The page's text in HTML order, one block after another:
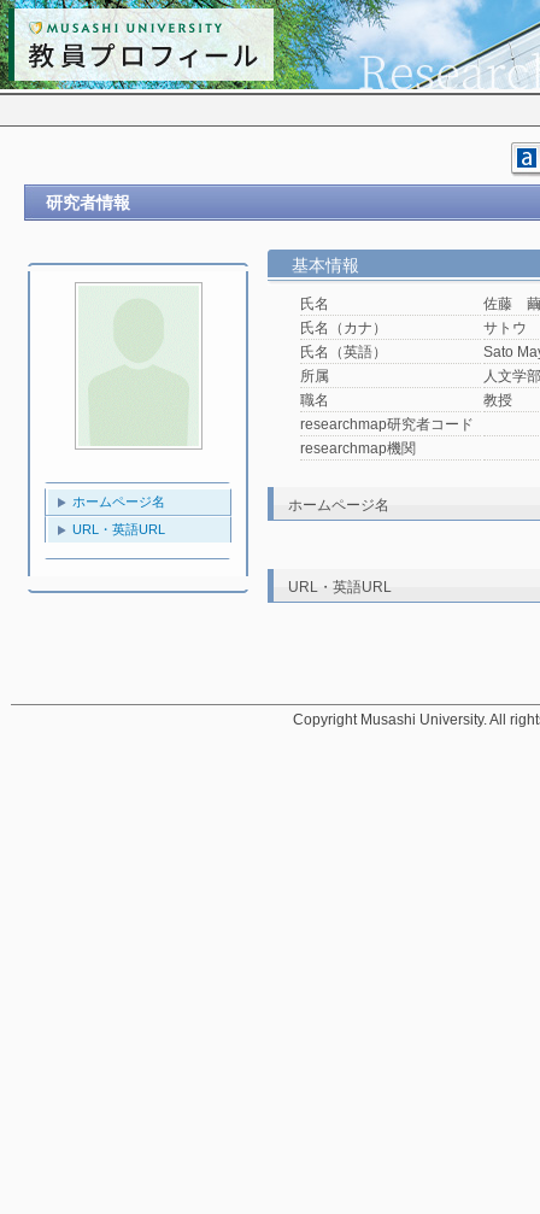
研究者情報
ホームページ名
URL・英語URL
基本情報
氏名
佐藤
氏名（カナ）
サトウ
氏名（英語）
Sato
所属
人文学
職名
教授
researchmap研究者コード
researchmap機関
ホームページ名
URL・英語URL